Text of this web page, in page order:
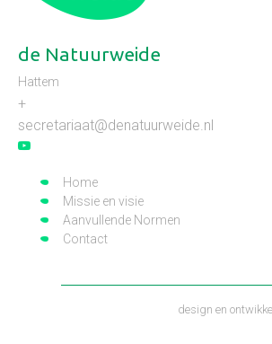
de Natuurweide
Hattem
+
secretariaat@denatuurweide.nl
Home
Missie en visie
Aanvullende Normen
Contact
design en